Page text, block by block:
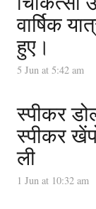
वार्षिक
हुए।
5 Jun at 5:42 am
स्पीकर
स्पीकर
ली
1 Jun at 10:32 am